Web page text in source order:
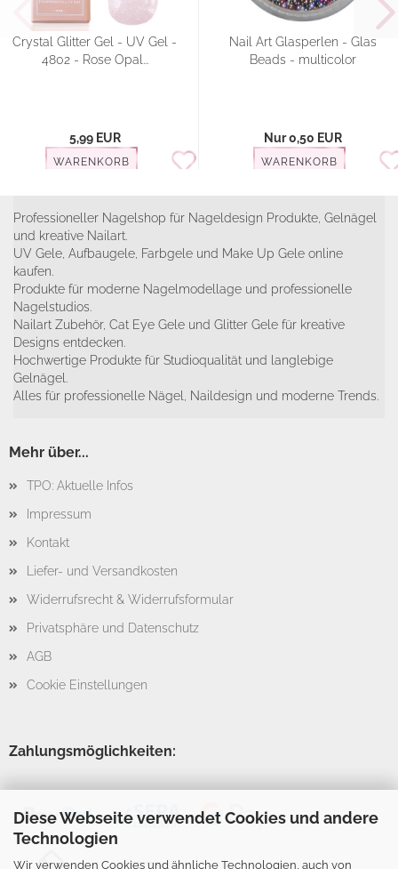
Diese Webseite verwendet Cookies und andere
Technologien
Wir verwenden Cookies und ähnliche Technologien, auch von
Crystal Glitter Gel - UV Gel -
4802 - Rose Opal...
5,99 EUR
WARENKORB
Nail Art Glasperlen - Glas
Beads - multicolor
Nur 0,50 EUR
WARENKORB
Professioneller Nagelshop für Nageldesign Produkte, Gelnägel
und kreative Nailart.
UV Gele, Aufbaugele, Farbgele und Make Up Gele online
kaufen.
Produkte für moderne Nagelmodellage und professionelle
Nagelstudios.
Nailart Zubehör, Cat Eye Gele und Glitter Gele für kreative
Designs entdecken.
Hochwertige Produkte für Studioqualität und langlebige
Gelnägel.
Alles für professionelle Nägel, Naildesign und moderne Trends.
Mehr über...
TPO: Aktuelle Infos
Impressum
Kontakt
Liefer- und Versandkosten
Widerrufsrecht & Widerrufsformular
Privatsphäre und Datenschutz
AGB
Cookie Einstellungen
Zahlungsmöglichkeiten: